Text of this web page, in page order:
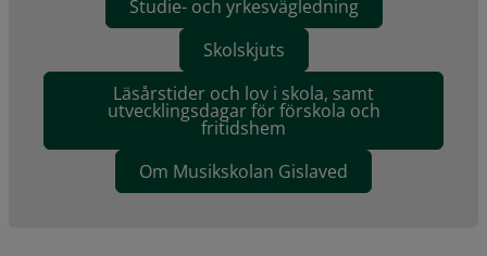
Studie- och yrkesvägledning
Skolskjuts
Läsårstider och lov i skola, samt
utvecklingsdagar för förskola och
fritidshem
Om Musikskolan Gislaved